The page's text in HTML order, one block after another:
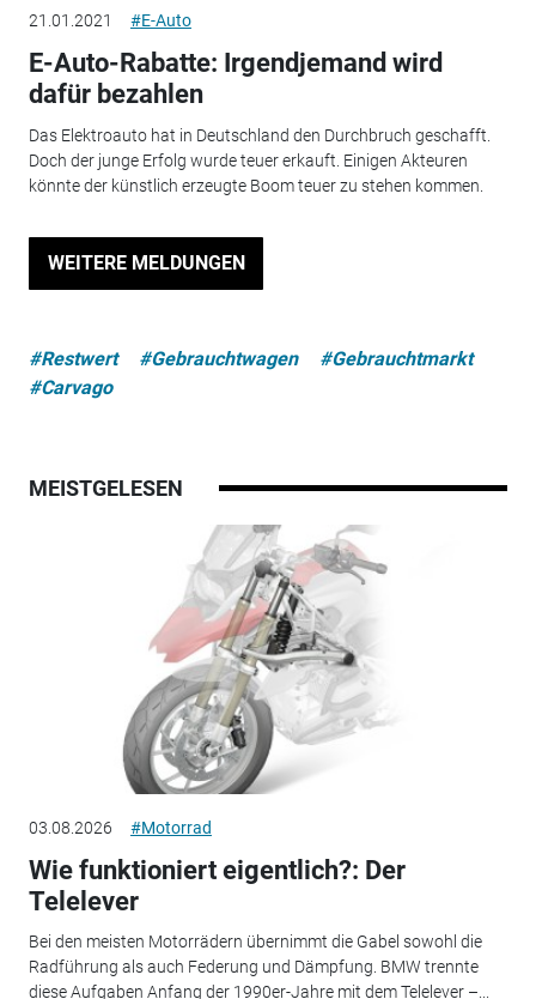
21.01.2021 #E-Auto
E-Auto-Rabatte: Irgendjemand wird
dafür bezahlen
Das Elektroauto hat in Deutschland den Durchbruch geschafft.
Doch der junge Erfolg wurde teuer erkauft. Einigen Akteuren
könnte der künstlich erzeugte Boom teuer zu stehen kommen.
WEITERE MELDUNGEN
#Restwert #Gebrauchtwagen
#Gebrauchtmarkt
#Carvago
MEISTGELESEN
03.08.2026 #Motorrad
Wie funktioniert eigentlich?: Der
Telelever
Bei den meisten Motorrädern übernimmt die Gabel sowohl die
Radführung als auch Federung und Dämpfung. BMW trennte
diese Aufgaben Anfang der 1990er-Jahre mit dem Telelever –...